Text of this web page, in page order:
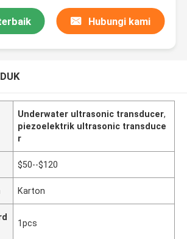
Hubungi kami
Underwater ultrasonic transducer,
piezoelektrik ultrasonic transduce
r
$50--$120
Karton
1pcs